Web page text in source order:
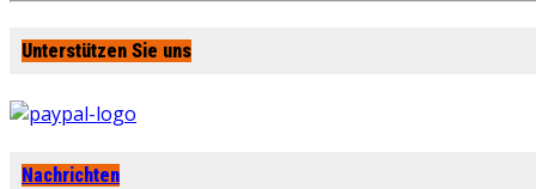
Unterstützen Sie uns
Nachrichten